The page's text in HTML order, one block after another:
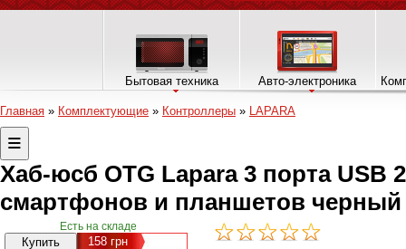
Бытовая техника Авто-электроника
Главная » Комплектующие » Контроллеры » LAPARA
Хаб-юсб OTG Lapara 3 порта USB
смартфонов и планшетов черный
Есть на складе
158грн